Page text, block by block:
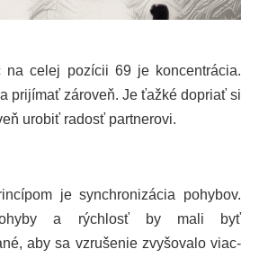
na celej pozícii 69 je koncentrácia.
prijímať zároveň. Je ťažké dopriať si
urobiť radosť partnerovi.
je synchronizácia pohybov.
a rýchlosť by mali byť
aby sa vzrušenie zvyšovalo viac-